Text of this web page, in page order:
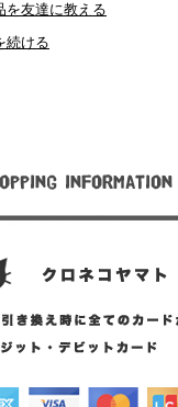
を友達に教える
続ける